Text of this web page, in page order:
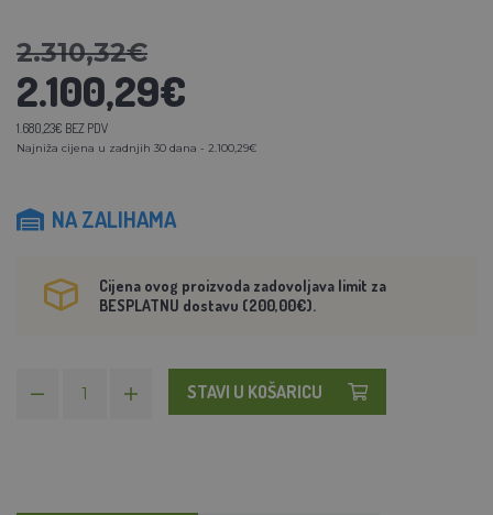
2.310,32€
2.100,29€
1.680,23€ BEZ PDV
Najniža cijena u zadnjih 30 dana - 2.100,29€
NA ZALIHAMA
Cijena ovog proizvoda zadovoljava limit za
BESPLATNU dostavu (200,00€).
STAVI U KOŠARICU